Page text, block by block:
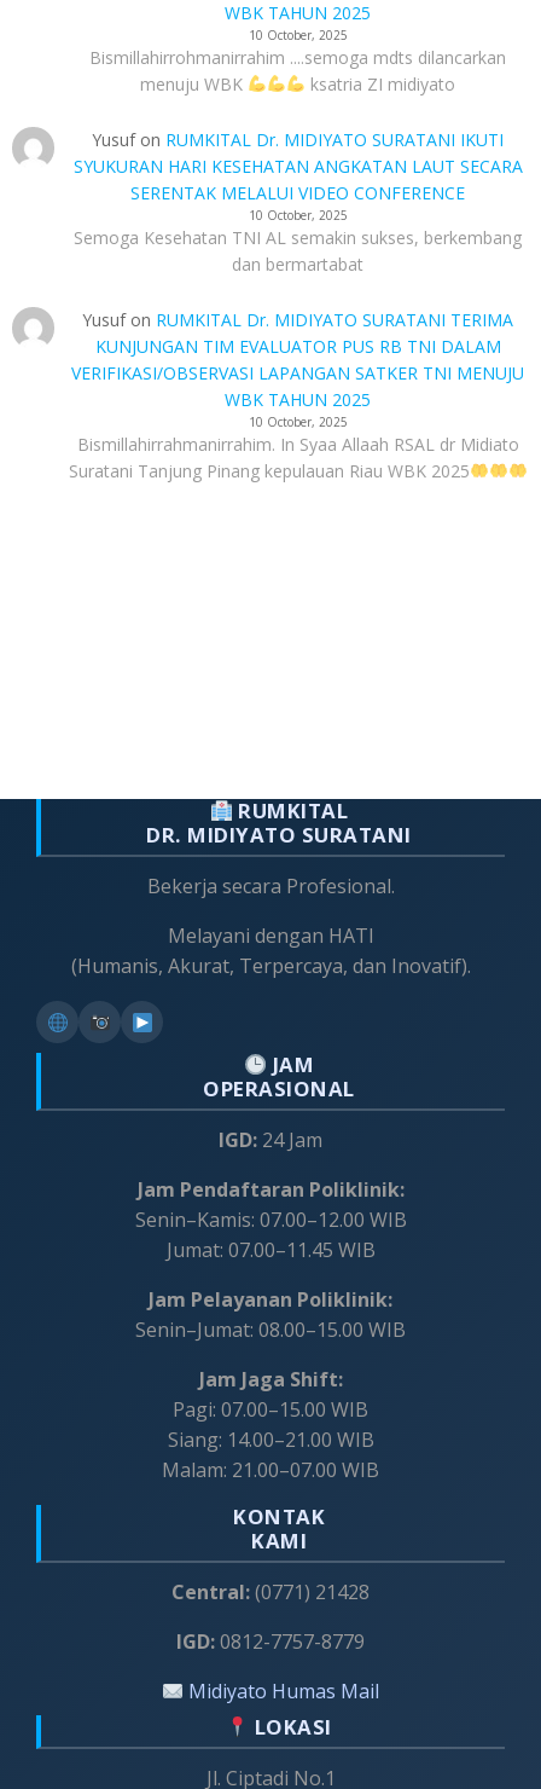
WBK TAHUN 2025
10 October, 2025
Bismillahirrohmanirrahim ....semoga mdts dilancarkan
menuju WBK
ksatria ZI midiyato
Yusufon RUMKITAL Dr. MIDIYATO SURATANI IKUTI
SYUKURAN HARI KESEHATAN ANGKATAN LAUT SECARA
SERENTAK MELALUI VIDEO CONFERENCE
10 October, 2025
Semoga Kesehatan TNI AL semakin sukses, berkembang
dan bermartabat
Yusufon RUMKITAL Dr. MIDIYATO SURATANI TERIMA
KUNJUNGAN TIM EVALUATOR PUS RB TNI DALAM
VERIFIKASI/OBSERVASI LAPANGAN SATKER TNI MENUJU
WBK TAHUN 2025
10 October, 2025
Bismillahirrahmanirrahim. In Syaa Allaah RSAL dr Midiato
Suratani Tanjung Pinang kepulauan Riau WBK 2025
RUMKITAL
DR. MIDIYATO SURATANI
Bekerja secara Profesional.
Melayani dengan HATI
(Humanis, Akurat, Terpercaya, dan Inovatif).
JAM
OPERASIONAL
IGD: 24 Jam
Jam Pendaftaran Poliklinik:
Senin–Kamis: 07.00–12.00 WIB
Jumat: 07.00–11.45 WIB
Jam Pelayanan Poliklinik:
Senin–Jumat: 08.00–15.00 WIB
Jam Jaga Shift:
Pagi: 07.00–15.00 WIB
Siang: 14.00–21.00 WIB
Malam: 21.00–07.00 WIB
KONTAK
KAMI
Central:(0771) 21428
IGD:0812-7757-8779
Midiyato Humas Mail
LOKASI
Jl. Ciptadi No.1